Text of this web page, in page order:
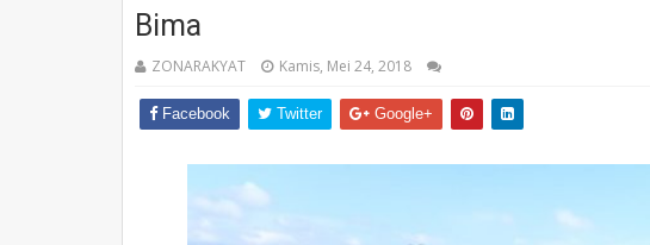
Bima
ZONARAKYAT Kamis, Mei 24, 2018
Facebook Twitter Google+